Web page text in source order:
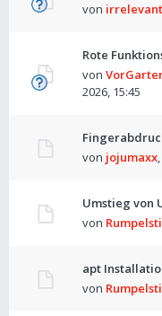
von
Rote
von
2026, 15:45
von jojumaxx,
Umstieg von
von
apt
von